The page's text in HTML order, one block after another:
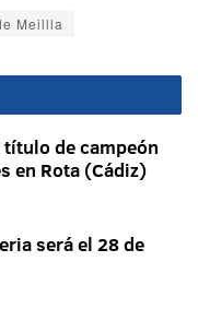
Meillla
de campeón
en Rota (Cádiz)
será el 28 de